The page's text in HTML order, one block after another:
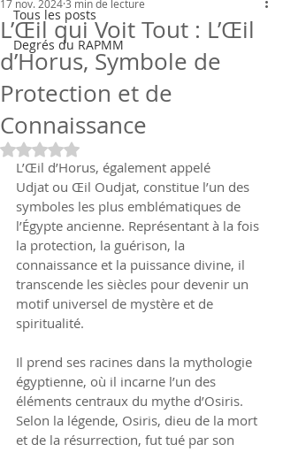
Tous les posts
Degrés du RAPMM
L’Œil qui Voit Tout : L’Œil
d’Horus, Symbole de
Protection et de
Connaissance
17 nov. 20243 min de lecture
Noté NaN étoiles sur 5.
L’Œil d’Horus, également appelé
Udjat ou Œil Oudjat, constitue l’un des
symboles les plus emblématiques de
l’Égypte ancienne. Représentant à la fois
la protection, la guérison, la
connaissance et la puissance divine, il
transcende les siècles pour devenir un
motif universel de mystère et de
spiritualité.
Il prend ses racines dans la mythologie
égyptienne, où il incarne l’un des
éléments centraux du mythe d’Osiris.
Selon la légende, Osiris, dieu de la mort
et de la résurrection, fut tué par son